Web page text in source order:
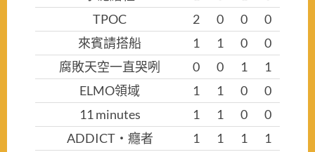
TPOC
2 0 0
0
來賓請搭船
1 1 0
0
腐敗天空一直哭咧
0 0 1
1
ELMO領域
1 1 0
0
11 minutes
1 1 0
0
ADDICT‧癮者
1 1 1 1